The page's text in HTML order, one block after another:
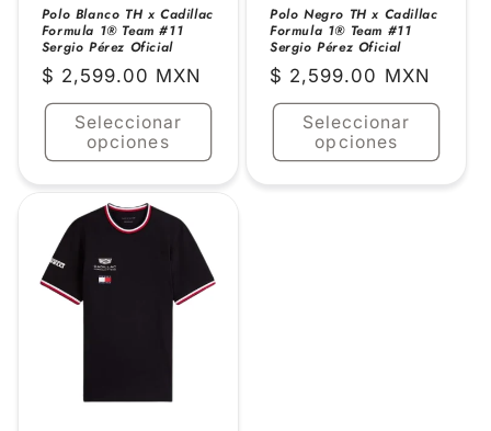
Polo Blanco TH x Cadillac
Formula 1® Team #11
Sergio Pérez Oficial
Precio
habitual
$ 2,599.00 MXN
Seleccionar
opciones
Polo Negro TH x Cadillac
Formula 1® Team #11
Sergio Pérez Oficial
Precio
habitual
$ 2,599.00 MXN
Seleccionar
opciones